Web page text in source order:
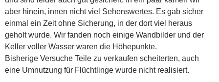
aber hinein, innen nicht viel Sehenswertes. Es gab sicher
einmal ein Zeit ohne Sicherung, in der dort viel heraus
geholt wurde. Wir fanden noch einige Wandbilder und der
Keller voller Wasser waren die Höhepunkte.
Bisherige Versuche Teile zu verkaufen scheiterten, auch
eine Umnutzung für Flüchtlinge wurde nicht realisiert.